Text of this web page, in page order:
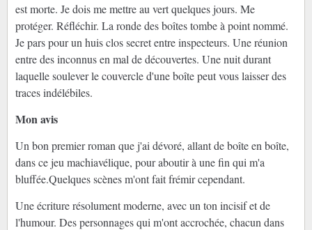
est morte. Je dois me mettre au vert quelques jours. Me
protéger. Réfléchir. La ronde des boîtes tombe à point nommé.
Je pars pour un huis clos secret entre inspecteurs. Une réunion
entre des inconnus en mal de découvertes. Une nuit durant
laquelle soulever le couvercle d'une boîte peut vous laisser des
traces indélébiles.
Mon avis
Un bon premier roman que j'ai dévoré, allant de boîte en boîte,
dans ce jeu machiavélique, pour aboutir à une fin qui m'a
bluffée.Quelques scènes m'ont fait frémir cependant.
Une écriture résolument moderne, avec un ton incisif et de
l'humour. Des personnages qui m'ont accrochée, chacun dans